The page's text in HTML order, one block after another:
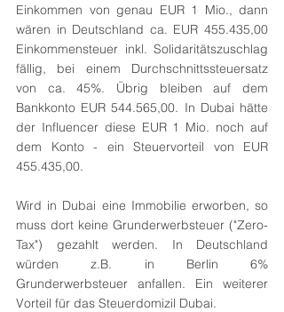
Einkommen von genau EUR 1 Mio., dann
wären in Deutschland ca. EUR 455.435,00
Einkommensteuer inkl. Solidaritätszuschlag
fällig, bei einem Durchschnittssteuersatz
von ca. 45%. Übrig bleiben auf dem
Bankkonto EUR 544.565,00. In Dubai hätte
der Influencer diese EUR 1 Mio. noch auf
dem Konto - ein Steuervorteil von EUR
455.435,00.
Wird in Dubai eine Immobilie erworben, so
muss dort keine Grunderwerbsteuer ("Zero-
Tax") gezahlt werden. In Deutschland
würden z.B. in Berlin 6%
Grunderwerbsteuer anfallen. Ein weiterer
Vorteil für das Steuerdomizil Dubai.